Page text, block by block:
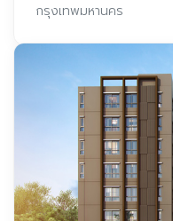
กรุงเทพมหานคร